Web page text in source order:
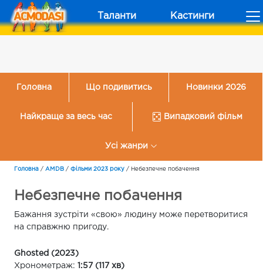
Таланти Кастинги
Головна Що подивитись Новинки 2026
Найкраще за весь час Випадковий фільм
Усі жанри
Головна / AMDB / Фільми 2023 року / Небезпечне побачення
Небезпечне побачення
Бажання зустріти «свою» людину може перетворитися
на справжню пригоду.
Ghosted (2023)
Хронометраж: 1:57 (117 хв)